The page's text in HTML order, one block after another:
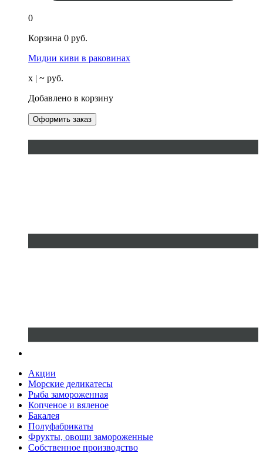
0
Корзина 0 руб.
Мидии киви в раковинах
х | ~ руб.
Добавлено в корзину
Оформить заказ
Акции
Морские деликатесы
Рыба замороженная
Копченое и вяленое
Бакалея
Полуфабрикаты
Фрукты, овощи замороженные
Собственное производство